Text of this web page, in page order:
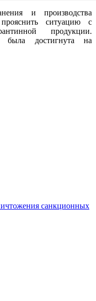
и производства
ситуацию с
продукции.
была достигнута на
санкционных